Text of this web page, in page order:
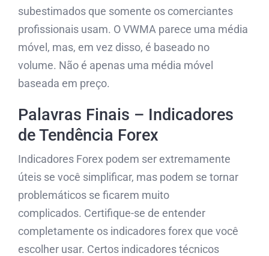
subestimados que somente os comerciantes
profissionais usam. O VWMA parece uma média
móvel, mas, em vez disso, é baseado no
volume. Não é apenas uma média móvel
baseada em preço.
Palavras Finais – Indicadores
de Tendência Forex
Indicadores Forex podem ser extremamente
úteis se você simplificar, mas podem se tornar
problemáticos se ficarem muito
complicados. Certifique-se de entender
completamente os indicadores forex que você
escolher usar. Certos indicadores técnicos